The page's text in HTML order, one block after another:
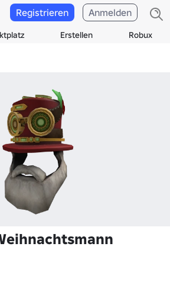
Erstellen Robux
Registrieren Anmelden